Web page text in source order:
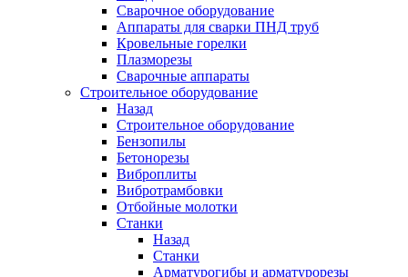
Сварочное оборудование
Аппараты для сварки ПНД труб
Кровельные горелки
Плазморезы
Сварочные аппараты
Строительное оборудование
Назад
Строительное оборудование
Бензопилы
Бетонорезы
Виброплиты
Вибротрамбовки
Отбойные молотки
Станки
Назад
Станки
Арматурогибы и арматурорезы